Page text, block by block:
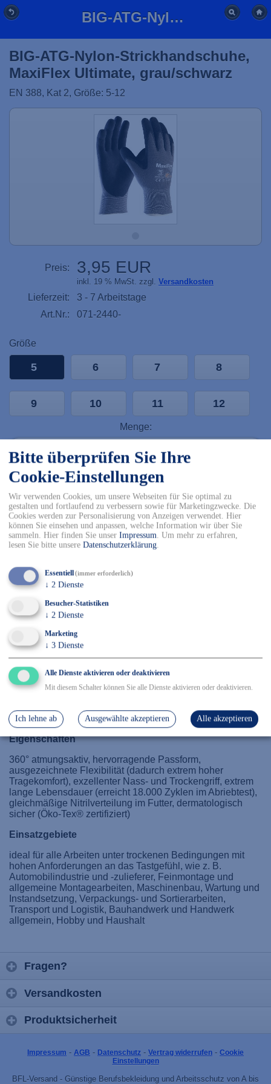
Bitte überprüfen Sie Ihre
Cookie-Einstellungen
Wir verwenden Cookies, um unsere Webseiten für Sie optimal zu
gestalten und fortlaufend zu verbessern sowie für Marketingzwecke. Die
Cookies werden zur Personalisierung von Anzeigen verwendet. Hier
können Sie einsehen und anpassen, welche Information wir über Sie
sammeln. Hier finden Sie unser Impressum. Um mehr zu erfahren,
lesen Sie bitte unsere Datenschutzerklärung.
Essentiell(immer erforderlich)
↓ 2 Dienste
Besucher-Statistiken
↓ 2 Dienste
Marketing
↓ 3 Dienste
Alle Dienste aktivieren oder deaktivieren
Mit diesem Schalter können Sie alle Dienste aktivieren oder deaktivieren.
Ich lehne ab Ausgewählte akzeptieren Alle akzeptieren
BIG-ATG-Nylon-Arbeits-Montage-Handschuhe, Gr. 5-12
BIG-ATG-Nylon-Strickhandschuhe,
MaxiFlex Ultimate, grau/schwarz
EN 388, Kat 2, Größe: 5-12
Preis: 3,95 EUR
inkl. 19 % MwSt. zzgl. Versandkosten
Lieferzeit:
3 - 7 Arbeitstage
Art.Nr.:
071-2440-
Größe
5 6 7 8
9 10 11 12
Menge:
In den Warenkorb
✓ Kostenfreier Versand innerhalb DE ab 150€
✓ Versand mit DHL
✓ Kostenfreier Rückversand
✓ Sicher Einkaufen & Bezahlen
Details
EN 388, Kat 2, Größe: 5-12
EN 388
Größe(n)
5 - 12
144 Paar
Eigenschaften
360° atmungsaktiv, hervorragende Passform,
ausgezeichnete Flexibilität (dadurch extrem hoher
Tragekomfort), exzellenter Nass- und Trockengriff, extrem
lange Lebensdauer (erreicht 18.000 Zyklen im Abriebtest),
gleichmäßige Nitrilverteilung im Futter, dermatologisch
sicher (Öko-Tex® zertifiziert)
Einsatzgebiete
ideal für alle Arbeiten unter trockenen Bedingungen mit
hohen Anforderungen an das Tastgefühl, wie z. B.
Automobilindustrie und -zulieferer, Feinmontage und
allgemeine Montagearbeiten, Maschinenbau, Wartung und
Instandsetzung, Verpackungs- und Sortierarbeiten,
Transport und Logistik, Bauhandwerk und Handwerk
allgemein, Hobby und Haushalt
Fragen?
Versandkosten
Produktsicherheit
Impressum - AGB - Datenschutz - Vertrag widerrufen - Cookie
Einstellungen
BFL-Versand - Günstige Berufsbekleidung und Arbeitsschutz von A bis